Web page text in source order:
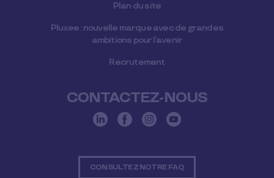
Plan du site
Pluxee : nouvelle marque avec de grandes
ambitions pour l’avenir
Recrutement
CONTACTEZ-NOUS
CONSULTEZ NOTRE FAQ